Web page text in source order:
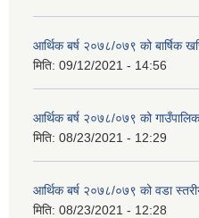
आर्थिक बर्ष २०७८/०७९ को बार्षिक
मिति: 09/12/2021 - 14:56
आर्थिक बर्ष २०७८/०७९ को
मिति: 08/23/2021 - 12:29
आर्थिक बर्ष २०७८/०७९ को वडा
मिति: 08/23/2021 - 12:28